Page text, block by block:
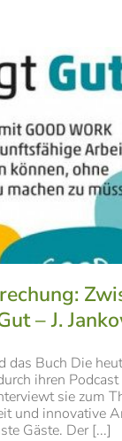
– J.
das Buch Die
ihren Podcast
sie zum
und innovative
Gäste. Der [...]